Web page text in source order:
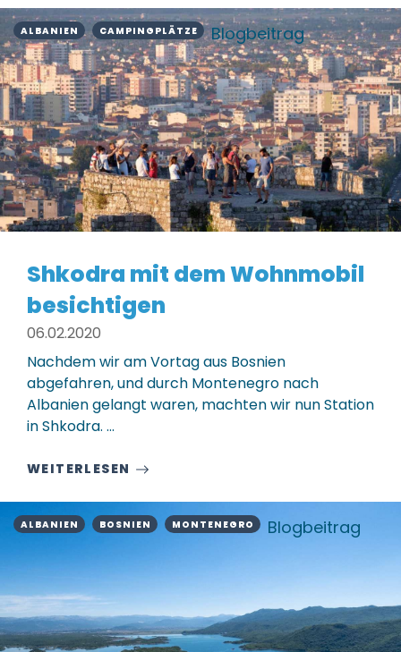
ALBANIEN CAMPINGPLÄTZE Blogbeitrag
Shkodra mit dem Wohnmobil
besichtigen
06.02.2020
Nachdem wir am Vortag aus Bosnien
abgefahren, und durch Montenegro nach
Albanien gelangt waren, machten wir nun Station
in Shkodra. ...
WEITERLESEN
ALBANIEN BOSNIEN MONTENEGRO Blogbeitrag